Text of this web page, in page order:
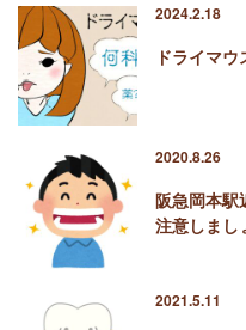
2024.2.18
ドライマウ
2020.8.26
阪急岡本駅
注意しまし
2021.5.11